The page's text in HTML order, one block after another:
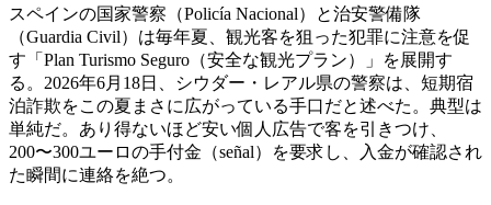
スペインの国家警察（Policía Nacional）と治安警備隊
（Guardia Civil）は毎年夏、観光客を狙った犯罪に注意を促
す「Plan Turismo Seguro（安全な観光プラン）」を展開す
る。2026年6月18日、シウダー・レアル県の警察は、短期宿
泊詐欺をこの夏まさに広がっている手口だと述べた。典型は
単純だ。あり得ないほど安い個人広告で客を引きつけ、
200〜300ユーロの手付金（señal）を要求し、入金が確認され
た瞬間に連絡を絶つ。